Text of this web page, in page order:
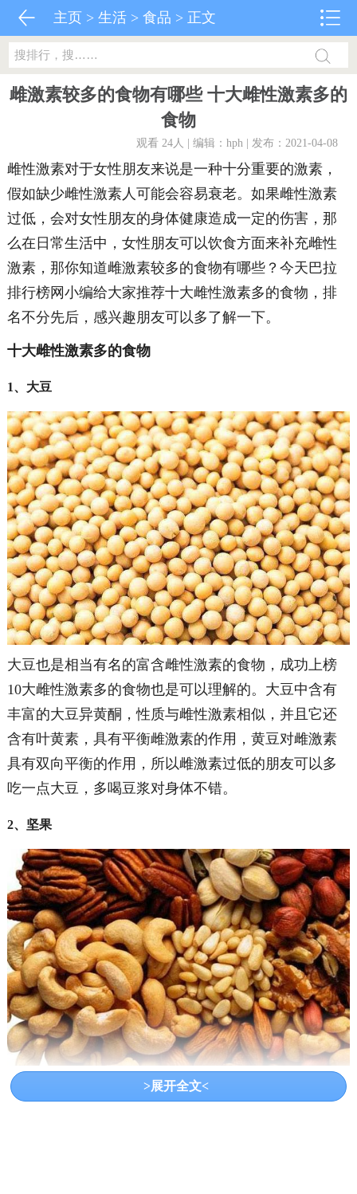
主页 >生活 >食品 > 正文
雌激素较多的食物有哪些 十大雌性激素多的
食物
观看 24人 | 编辑：hph | 发布：2021-04-08
雌性激素对于女性朋友来说是一种十分重要的激素，
假如缺少雌性激素人可能会容易衰老。如果雌性激素
过低，会对女性朋友的身体健康造成一定的伤害，那
么在日常生活中，女性朋友可以饮食方面来补充雌性
激素，那你知道雌激素较多的食物有哪些？今天巴拉
排行榜网小编给大家推荐十大雌性激素多的食物，排
名不分先后，感兴趣朋友可以多了解一下。
十大雌性激素多的食物
1、大豆
大豆也是相当有名的富含雌性激素的食物，成功上榜
10大雌性激素多的食物也是可以理解的。大豆中含有
丰富的大豆异黄酮，性质与雌性激素相似，并且它还
含有叶黄素，具有平衡雌激素的作用，黄豆对雌激素
具有双向平衡的作用，所以雌激素过低的朋友可以多
吃一点大豆，多喝豆浆对身体不错。
2、坚果
坚果是一种很好的食物，里面有丰富的欧米茄3脂肪
>展开全文<